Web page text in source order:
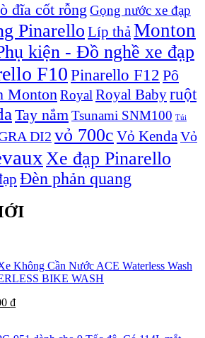
đĩa cốt rỗng Gọng nước xe đạp
Pinarello Líp thảMonton
kiện - Đồ nghề xe đạp
F10Pinarello F12 Pô
MontonRoyal Royal Babyruột
Tay nắmTsunami SNM100 Túi
DI2 vỏ 700c Vỏ KendaVỏ
Xe đạp Pinarello
Đèn phản quang
Không Cần Nước ACE Waterless Wash
BIKE WASH
₫